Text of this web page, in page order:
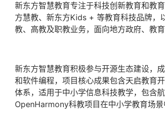
新东方智慧教育专注于科技创新教育和教
方慧教、新东方Kids + 等教育科技品牌，
教、高教及职教业务，面向地方政府、教
新东方智慧教育积极参与开源生态建设，
和软件编程，项目核心成果包含天启教育
体系，适用于中小学信息科技教学，包含
OpenHarmony科教项目在中小学教育场景